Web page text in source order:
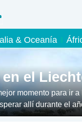
& Oceanía
el
momento para ir
allí durante el